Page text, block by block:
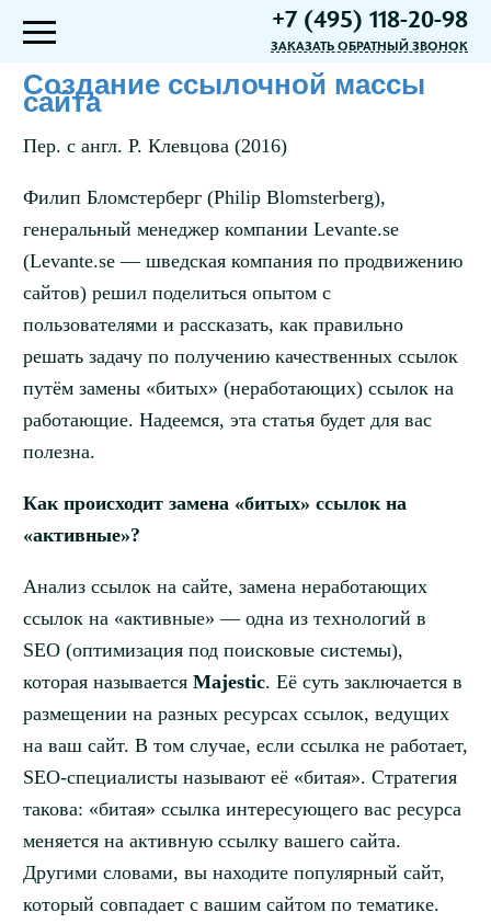
+7 (495) 118-20-98
ЗАКАЗАТЬ ОБРАТНЫЙ ЗВОНОК
Создание ссылочной массы
сайта
Пер. с англ. Р. Клевцова (2016)
Филип Бломстерберг (Philip Blomsterberg),
генеральный менеджер компании Levante.se
(Levante.se — шведская компания по продвижению
сайтов) решил поделиться опытом с
пользователями и рассказать, как правильно
решать задачу по получению качественных ссылок
путём замены «битых» (неработающих) ссылок на
работающие. Надеемся, эта статья будет для вас
полезна.
Как происходит замена «битых» ссылок на
«активные»?
Анализ ссылок на сайте, замена неработающих
ссылок на «активные» — одна из технологий в
SEO (оптимизация под поисковые системы),
которая называется Majestic. Её суть заключается в
размещении на разных ресурсах ссылок, ведущих
на ваш сайт. В том случае, если ссылка не работает,
SEO-специалисты называют её «битая». Стратегия
такова: «битая» ссылка интересующего вас ресурса
меняется на активную ссылку вашего сайта.
Другими словами, вы находите популярный сайт,
который совпадает с вашим сайтом по тематике.